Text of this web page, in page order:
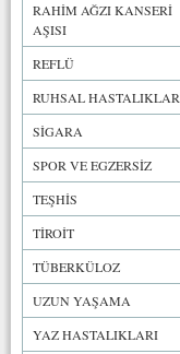
RAHİM AĞZI KANSERİ
AŞISI
REFLÜ
RUHSAL HASTALIKLAR
SİGARA
SPOR VE EGZERSİZ
TEŞHİS
TİROİT
TÜBERKÜLOZ
UZUN YAŞAMA
YAZ HASTALIKLARI